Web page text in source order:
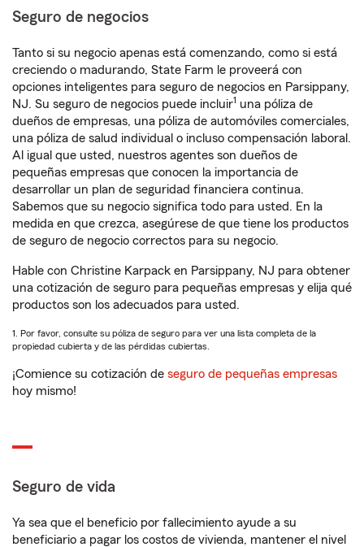
Seguro de negocios
Tanto si su negocio apenas está comenzando, como si está
creciendo o madurando, State Farm le proveerá con
opciones inteligentes para seguro de negocios en Parsippany,
NJ. Su seguro de negocios puede incluir1 una póliza de
dueños de empresas, una póliza de automóviles comerciales,
una póliza de salud individual o incluso compensación laboral.
Al igual que usted, nuestros agentes son dueños de
pequeñas empresas que conocen la importancia de
desarrollar un plan de seguridad financiera continua.
Sabemos que su negocio significa todo para usted. En la
medida en que crezca, asegúrese de que tiene los productos
de seguro de negocio correctos para su negocio.
Hable con Christine Karpack en Parsippany, NJ para obtener
una cotización de seguro para pequeñas empresas y elija qué
productos son los adecuados para usted.
1. Por favor, consulte su póliza de seguro para ver una lista completa de la
propiedad cubierta y de las pérdidas cubiertas.
¡Comience su cotización de seguro de pequeñas empresas
hoy mismo!
Seguro de vida
Ya sea que el beneficio por fallecimiento ayude a su
beneficiario a pagar los costos de vivienda, mantener el nivel